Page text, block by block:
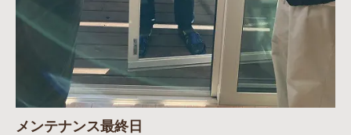
メンテナンス最終日